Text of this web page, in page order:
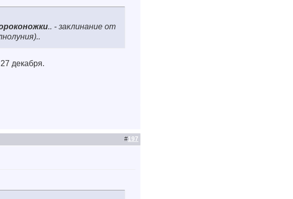
.. - заклинание от
декабря.
#197